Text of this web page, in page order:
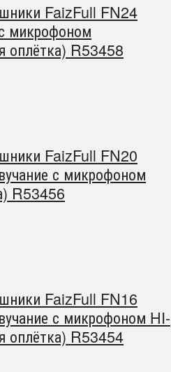
FaizFull FN24
микрофоном
оплётка) R53458
FaizFull FN20
с микрофоном
R53456
FaizFull FN16
с микрофоном HI-
оплётка) R53454